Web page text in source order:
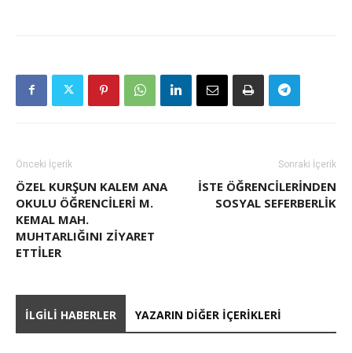
Önceki İçerik
ÖZEL KURŞUN KALEM ANA
OKULU ÖĞRENCİLERİ M.
KEMAL MAH.
MUHTARLIĞINI ZİYARET
ETTİLER
Sonraki İçerik
İSTE ÖĞRENCILERINDEN
SOSYAL SEFERBERLIK
İLGILI HABERLER YAZARIN DIĞER İÇERIKLERI